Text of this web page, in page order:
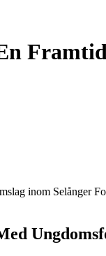
inom Selånger